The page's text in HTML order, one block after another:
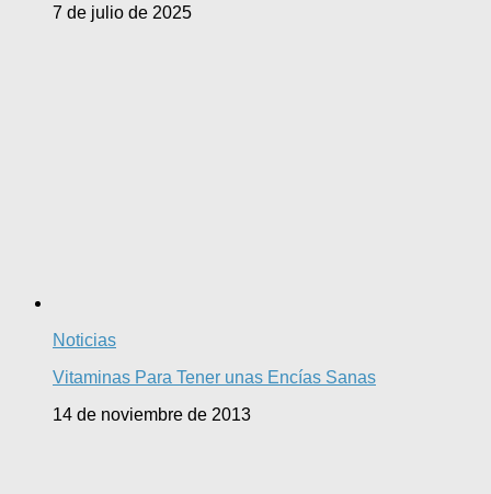
7 de julio de 2025
Noticias
Vitaminas Para Tener unas Encías Sanas
14 de noviembre de 2013